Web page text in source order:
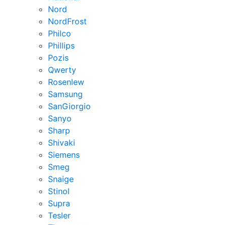
Nord
NordFrost
Philco
Phillips
Pozis
Qwerty
Rosenlew
Samsung
SanGiorgio
Sanyo
Sharp
Shivaki
Siemens
Smeg
Snaige
Stinol
Supra
Tesler